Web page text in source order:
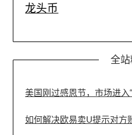
龙头币
全
美国刚过感恩节，市场进入
如何解决欧易卖U提示对方